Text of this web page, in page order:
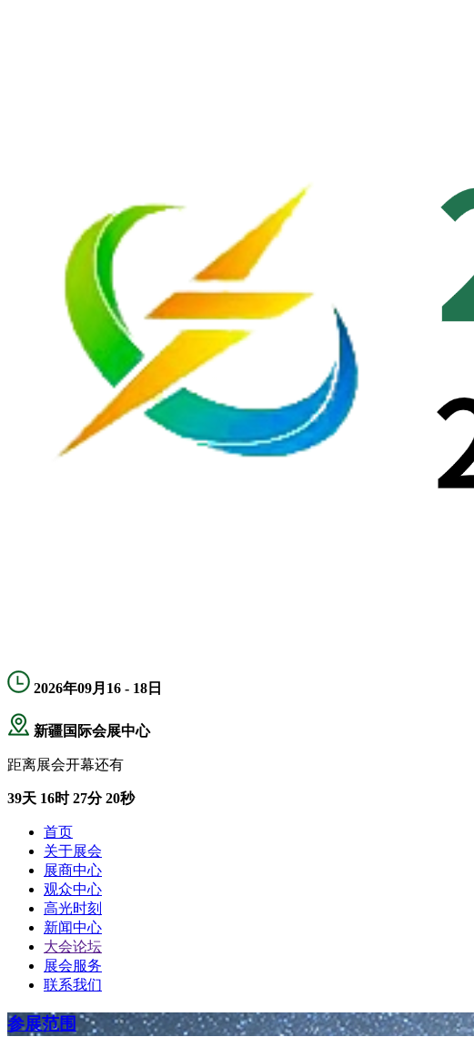
2026年09月16 - 18日
新疆国际会展中心
距离展会开幕还有
39天 16时 27分 19秒
首页
关于展会
展商中心
观众中心
高光时刻
新闻中心
大会论坛
展会服务
联系我们
参展范围